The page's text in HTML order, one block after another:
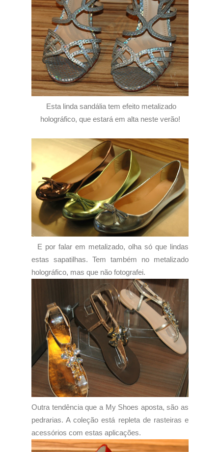
Esta linda sandália tem efeito metalizado
holográfico, que estará em alta neste verão!
E por falar em metalizado, olha só que lindas
estas sapatilhas. Tem também no metalizado
holográfico, mas que não fotografei.
Outra tendência que a My Shoes aposta, são as
pedrarias. A coleção está repleta de rasteiras e
acessórios com estas aplicações.